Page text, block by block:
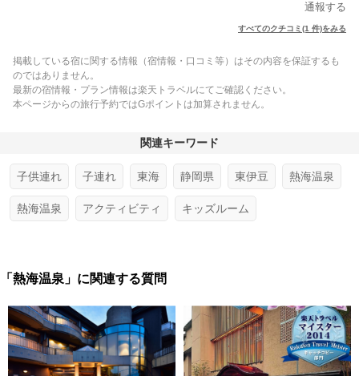
通報する
すべてのクチコミ(1 件)をみる
掲載している宿に関する情報（宿情報・口コミ等）はその内容を保証するも
のではありません。
最新の宿情報・プラン情報は楽天トラベルにてご確認ください。
本ページからの旅行予約ではGポイントは加算されません。
関連キーワード
子供連れ 子連れ 東海 静岡県 東伊豆 熱海温泉
熱海温泉 アクティビティ キッズルーム
「熱海温泉」に関連する質問